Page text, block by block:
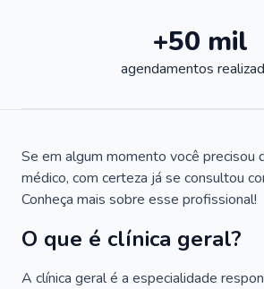
+50 mil
agendamentos
Se em algum momento você precisou
médico, com certeza já se consultou
Conheça mais sobre esse profissional!
O que é clínica geral?
A clínica geral é a especialidade